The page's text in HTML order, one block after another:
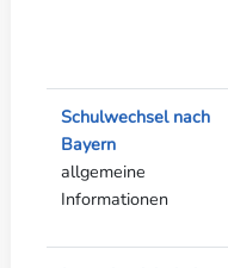
Schulwechsel nach
Bayern
allgemeine
Informationen